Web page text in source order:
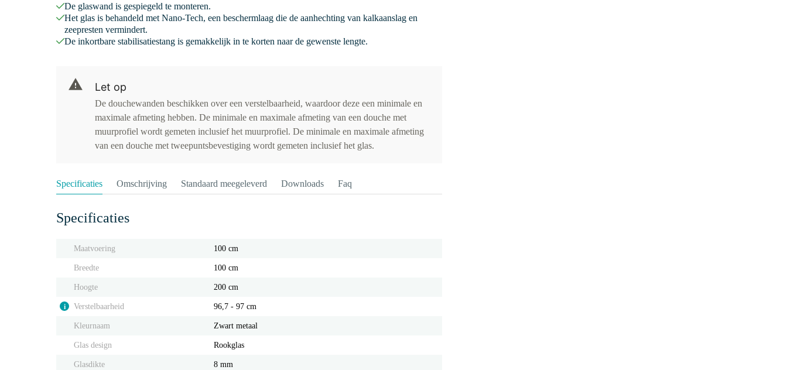
De glaswand is gespiegeld te monteren.
Het glas is behandeld met Nano-Tech, een beschermlaag die de aanhechting van kalkaanslag en
zeepresten vermindert.
De inkortbare stabilisatiestang is gemakkelijk in te korten naar de gewenste lengte.
Let op
De douchewanden beschikken over een verstelbaarheid, waardoor deze een minimale en
maximale afmeting hebben. De minimale en maximale afmeting van een douche met
muurprofiel wordt gemeten inclusief het muurprofiel. De minimale en maximale afmeting
van een douche met tweepuntsbevestiging wordt gemeten inclusief het glas.
Specificaties Omschrijving Standaard meegeleverd Downloads Faq
Specificaties
Maatvoering 100 cm
Breedte 100 cm
Hoogte 200 cm
i Verstelbaarheid 96,7 - 97 cm
Kleurnaam Zwart metaal
Glas design Rookglas
Glasdikte 8 mm